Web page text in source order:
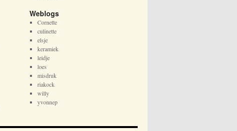
Weblogs
Cornette
culinette
elsje
keramiek
leidje
loes
misdruk
riakock
willy
yvonnep